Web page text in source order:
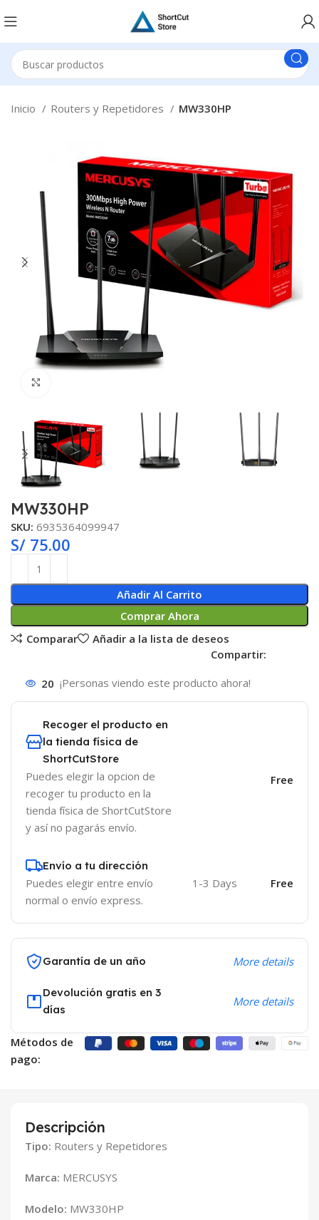
Inicio Routers y Repetidores MW330HP
MW330HP
SKU:6935364099947
S/ 75.00
Añadir Al Carrito
Comprar Ahora
Comparar
Añadir a la lista de deseos
Compartir:
20 ¡Personas viendo este producto ahora!
Recoger el producto en
la tienda física de
ShortCutStore
Puedes elegir la opcion de
recoger tu producto en la
tienda física de ShortCutStore
y así no pagarás envío.
Free
Envío a tu dirección
Puedes elegir entre envío
normal o envío express.
1-3 Days Free
Garantía de un año More details
Devolución gratis en 3
días
More details
Métodos de
pago:
Descripción
Tipo: Routers y Repetidores
Marca: MERCUSYS
Modelo: MW330HP